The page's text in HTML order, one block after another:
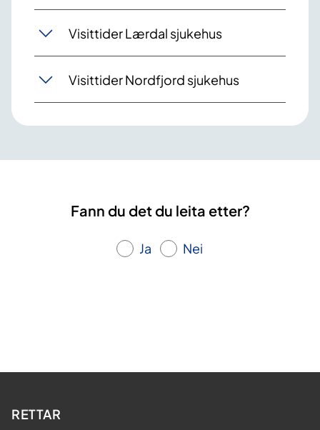
Visittider Lærdal sjukehus
Visittider Nordfjord sjukehus
Fann du det du leita etter?
Ja Nei
RETTAR